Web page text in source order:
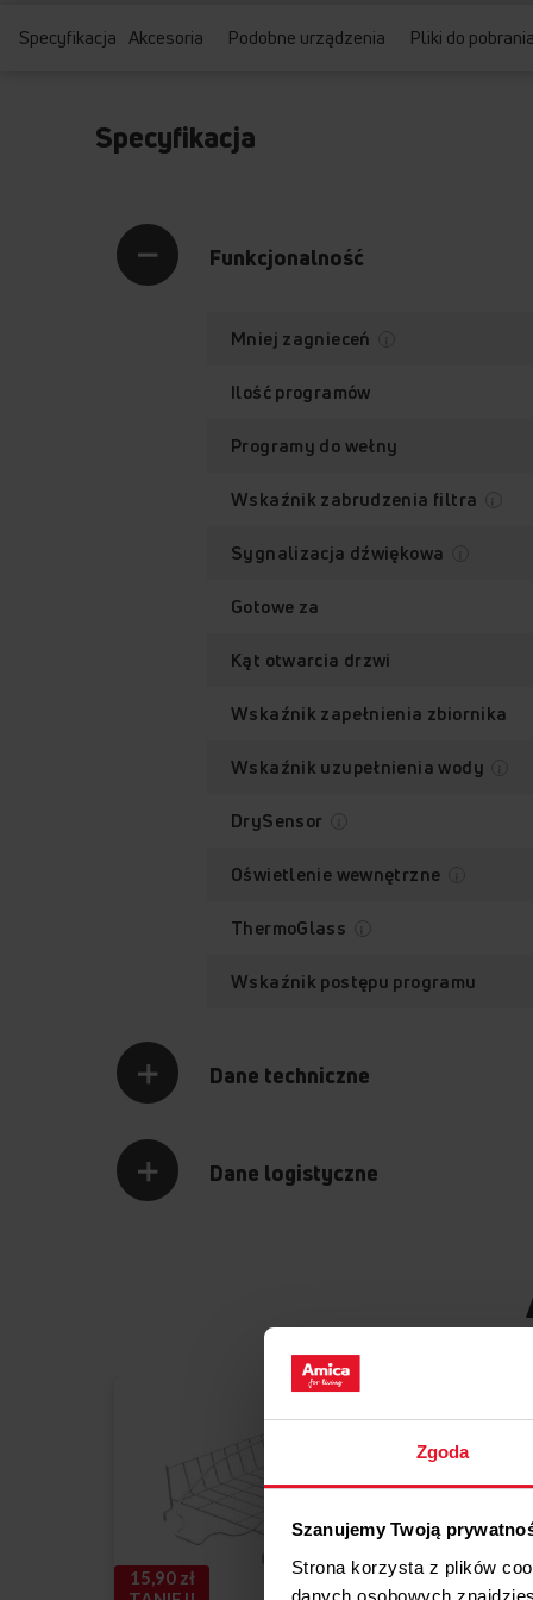
Zgoda
Szanujemy Twoją
Strona korzysta z plików
danych osobowych
Specyfikacja Akcesoria Podobne urządzenia Pliki do pobrania
Specyfikacja
Funkcjonalność
Mniej zagnieceń
Ilość programów
Programy do wełny
Wskaźnik zabrudzenia filtra
Sygnalizacja dźwiękowa
Gotowe za
Kąt otwarcia drzwi
Wskaźnik zapełnienia zbiornika
Wskaźnik uzupełnienia wody
DrySensor
Oświetlenie wewnętrzne
ThermoGlass
Wskaźnik postępu programu
Dane techniczne
Dane logistyczne
PROMOCJA
15,90 zł